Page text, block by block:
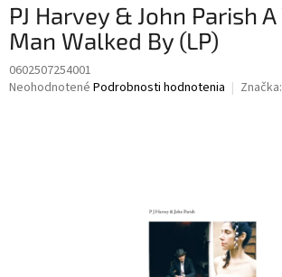
PJ Harvey & John Parish
Man Walked By (LP)
0602507254001
Priemerné
Neohodnotené Podrobnosti hodnotenia Značka: